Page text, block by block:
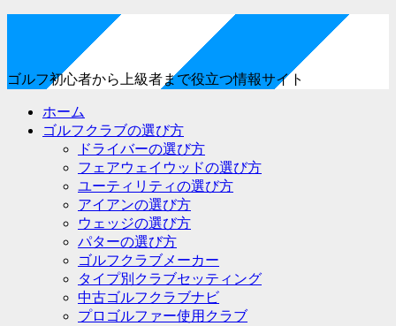
ゴルフ初心者から上級者まで役立つ情報サイト
ホーム
ゴルフクラブの選び方
ドライバーの選び方
フェアウェイウッドの選び方
ユーティリティの選び方
アイアンの選び方
ウェッジの選び方
パターの選び方
ゴルフクラブメーカー
タイプ別クラブセッティング
中古ゴルフクラブナビ
プロゴルファー使用クラブ